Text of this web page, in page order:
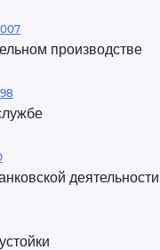
производстве
деятельности